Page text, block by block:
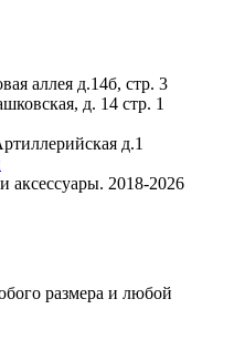
аллея д.14б, стр. 3
д. 14 стр. 1
д.1
аксессуары. 2018-2026
размера и любой